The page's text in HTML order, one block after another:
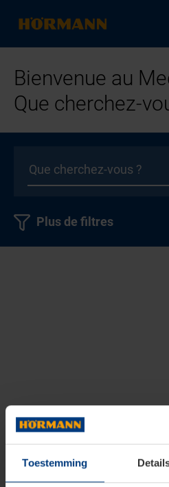
Toestemming
Bienvenue au
Que cherchez-
Plus de filtres